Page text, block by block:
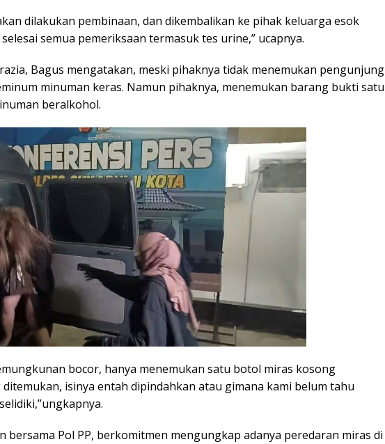
dilakukan pembinaan, dan dikembalikan ke pihak keluarga esok
semua pemeriksaan termasuk tes urine,” ucapnya.
Bagus mengatakan, meski pihaknya tidak menemukan pengunjung
minuman keras. Namun pihaknya, menemukan barang bukti satu
beralkohol.
bocor, hanya menemukan satu botol miras kosong
isinya entah dipindahkan atau gimana kami belum tahu
bersama Pol PP, berkomitmen mengungkap adanya peredaran miras di